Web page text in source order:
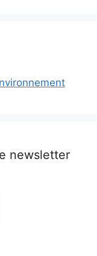
newsletter